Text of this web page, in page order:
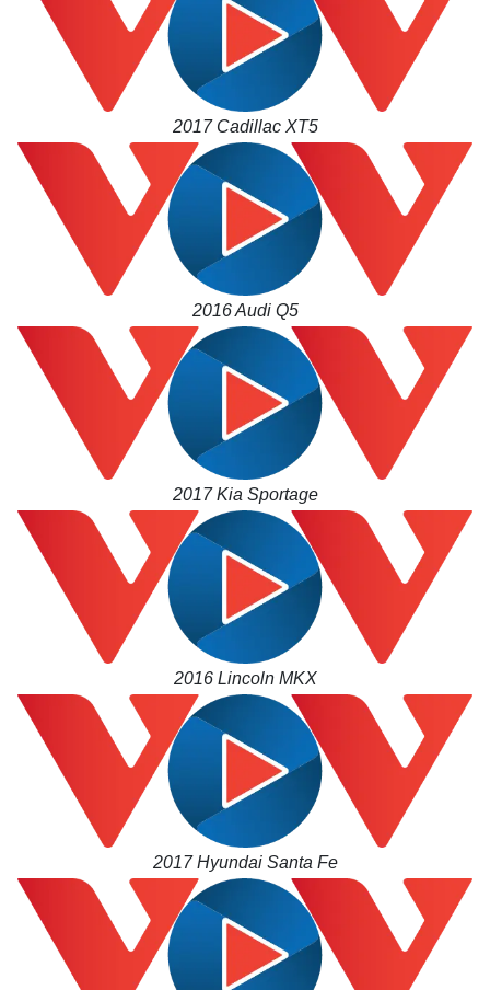
Quan sát
Cuộc sống đó đây
Hồ sơ
Multimedia
Video
E-Magazine
Infographic
2017 Cadillac XT5
2016 Audi Q5
2017 Kia Sportage
2016 Lincoln MKX
2017 Hyundai Santa Fe